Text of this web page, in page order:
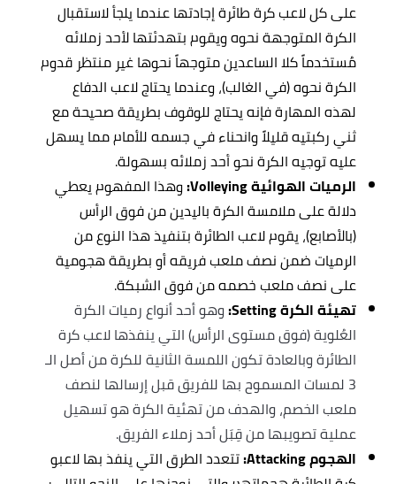
على كل لاعب كرة طائرة إجادتها عندما يلجأ لاستقبال
الكرة المتوجهة نحوه ويقوم بتهدئتها لأحد زملائه
مُستخدماً كلا الساعدين متوجهاً نحوها غير منتظر قدوم
الكرة نحوه (في الغالب)، وعندما يحتاج لاعب الدفاع
لهذه المهارة فإنه يحتاج للوقوف بطريقة صحيحة مع
ثني ركبتيه قليلاً وانحناء في جسمه للأمام مما يسهل
عليه توجيه الكرة نحو أحد زملائه بسهولة.
الرميات الهوائية Volleying:
وهذا المفهوم يعطي
دلالة على ملامسة الكرة باليدين من فوق الرأس
(بالأصابع)، يقوم لاعب الطائرة بتنفيذ هذا النوع من
الرميات ضمن نصف ملعب فريقه أو بطريقة هجومية
على نصف ملعب خصمه من فوق الشبكة.
تهيئة الكرة Setting:
وهو أحد أنواع رميات الكرة
العُلوية (فوق مستوى الرأس) التي ينفذها لاعب كرة
الطائرة وبالعادة تكون اللمسة الثانية للكرة من أصل الـ
3 لمسات المسموح بها للفريق قبل إرسالها لنصف
ملعب الخصم، والهدف من تهئية الكرة هو تسهيل
عملية تصويبها من قِبَل أحد زملاء الفريق.
الهجوم Attacking:
تتعدد الطرق التي ينفذ بها لاعبو